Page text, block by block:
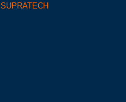
SUPRATECH